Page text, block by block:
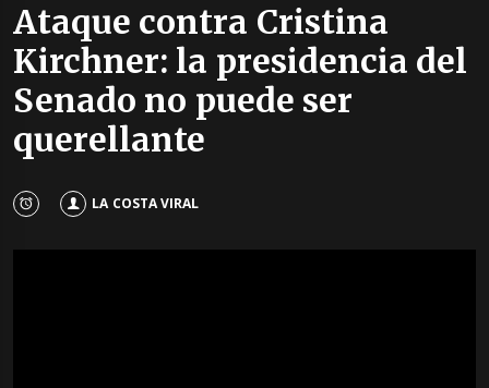
Ataque contra Cristina
Kirchner: la presidencia del
Senado no puede ser
querellante
LA COSTA VIRAL